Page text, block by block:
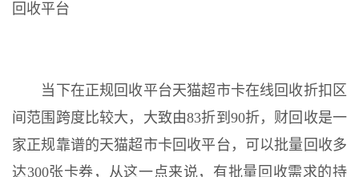
回收平台
当下在正规回收平台天猫超市卡在线回收折扣区
间范围跨度比较大，大致由83折到90折，财回收是一
家正规靠谱的天猫超市卡回收平台，可以批量回收多
达300张卡券，从这一点来说，有批量回收需求的持